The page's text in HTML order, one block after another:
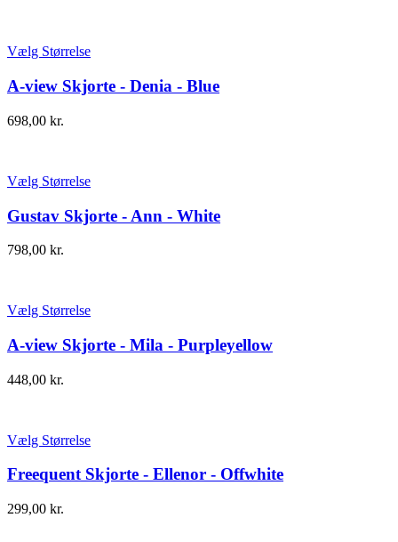
Vælg Størrelse
A-view Skjorte - Denia - Blue
698,00 kr.
Vælg Størrelse
Gustav Skjorte - Ann - White
798,00 kr.
Vælg Størrelse
A-view Skjorte - Mila - Purpleyellow
448,00 kr.
Vælg Størrelse
Freequent Skjorte - Ellenor - Offwhite
299,00 kr.